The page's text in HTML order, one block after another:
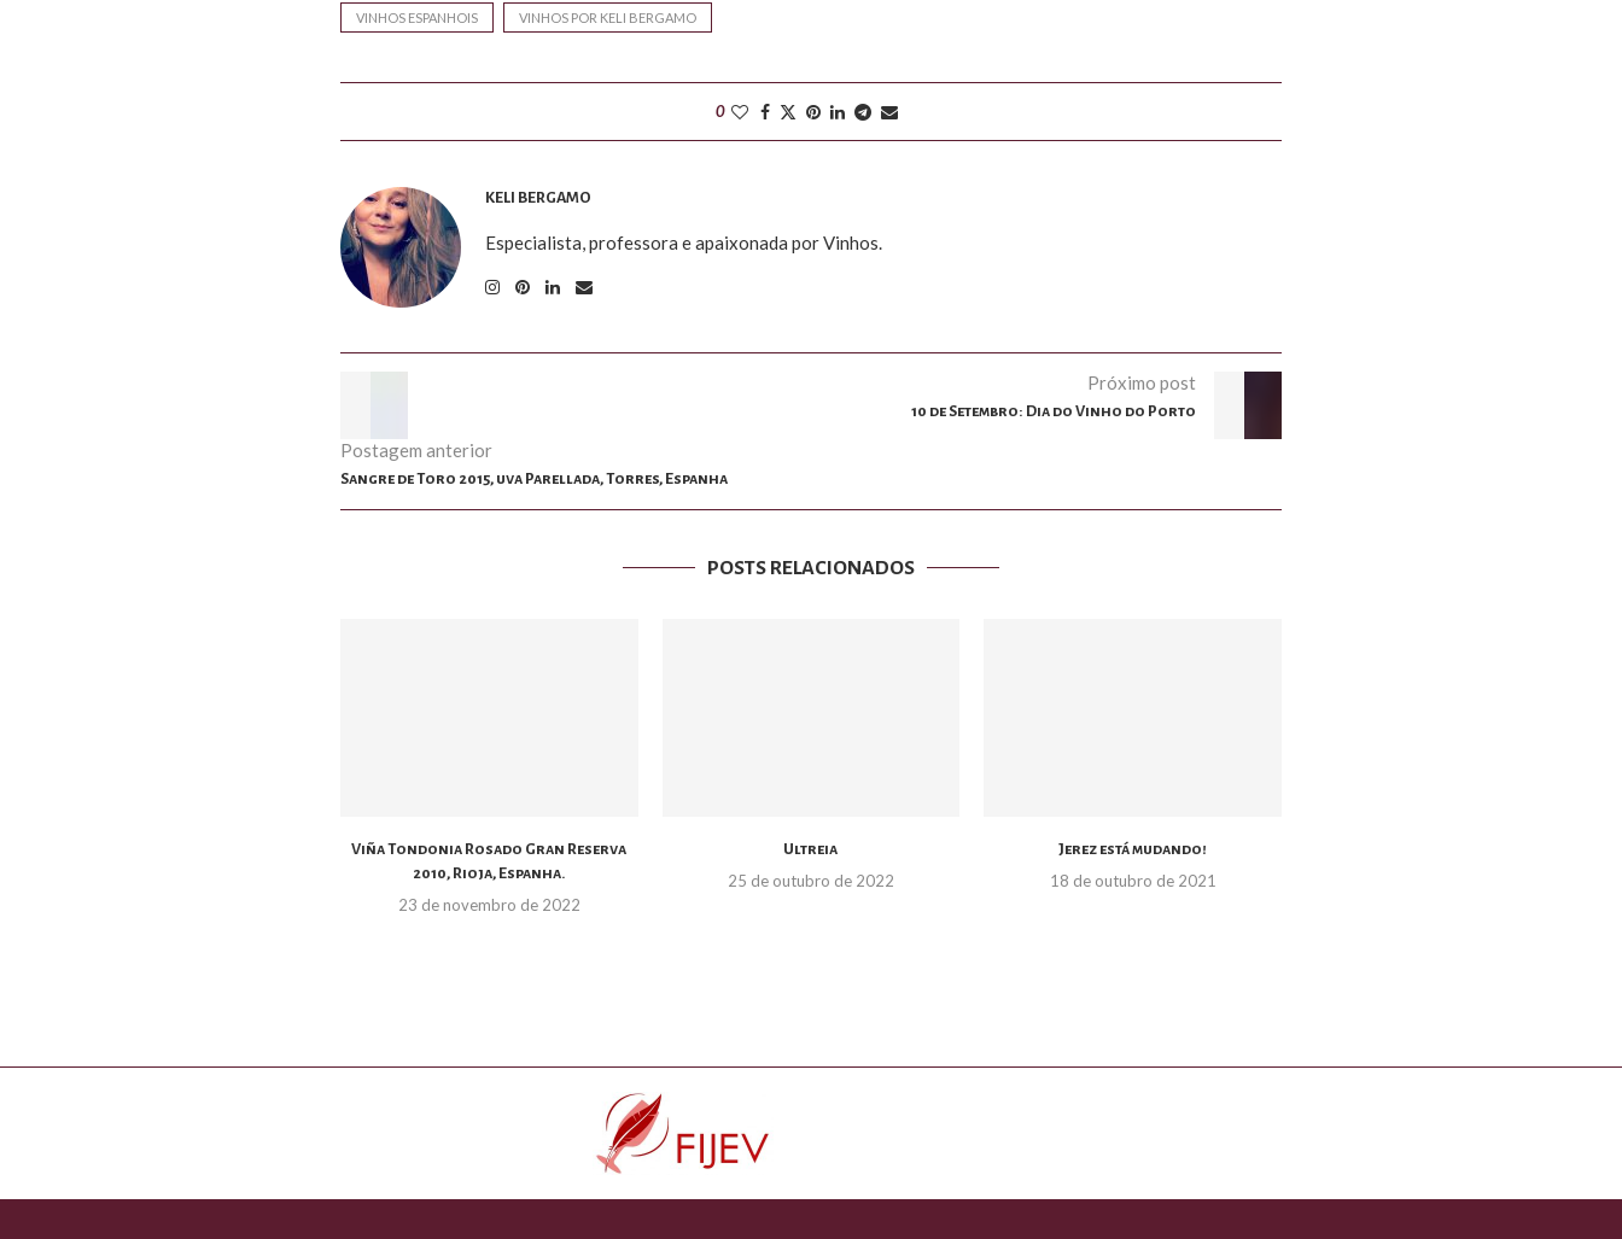
VINHOS ESPANHOIS VINHOS POR KELI BERGAMO
0
KELI BERGAMO
Especialista, professora e apaixonada por Vinhos.
Postagem anterior
Sangre de Toro 2015, uva Parellada, Torres, Espanha
Próximo post
10 de Setembro: Dia do Vinho do Porto
POSTS RELACIONADOS
Viña Tondonia Rosado Gran Reserva
2010, Rioja, Espanha.
23 de novembro de 2022
Ultreia
25 de outubro de 2022
Jerez está mudando!
18 de outubro de 2021